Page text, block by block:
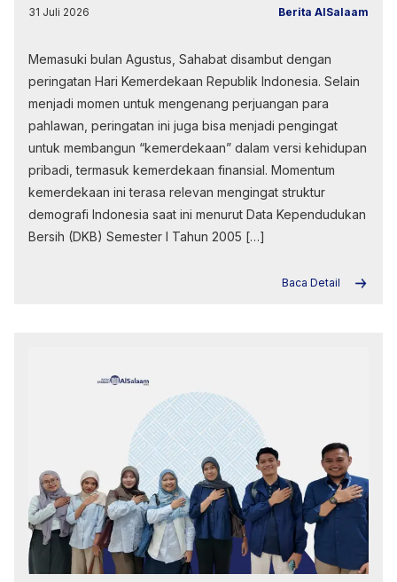
31 Juli 2026 Berita AlSalaam
Memasuki bulan Agustus, Sahabat disambut dengan
peringatan Hari Kemerdekaan Republik Indonesia. Selain
menjadi momen untuk mengenang perjuangan para
pahlawan, peringatan ini juga bisa menjadi pengingat
untuk membangun “kemerdekaan” dalam versi kehidupan
pribadi, termasuk kemerdekaan finansial. Momentum
kemerdekaan ini terasa relevan mengingat struktur
demografi Indonesia saat ini menurut Data Kependudukan
Bersih (DKB) Semester I Tahun 2005 […]
Baca Detail